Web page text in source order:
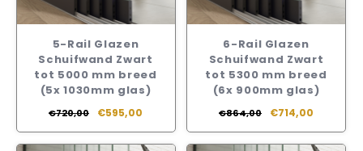
5-Rail Glazen
Schuifwand Zwart
tot 5000 mm breed
(5x 1030mm glas)
€720,00 €595,00
6-Rail Glazen
Schuifwand Zwart
tot 5300 mm breed
(6x 900mm glas)
€864,00 €714,00